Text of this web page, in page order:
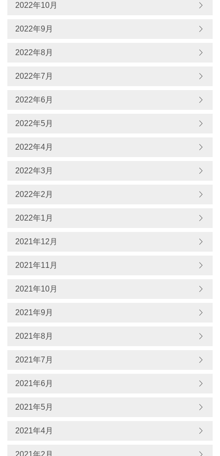
2022年10月
2022年9月
2022年8月
2022年7月
2022年6月
2022年5月
2022年4月
2022年3月
2022年2月
2022年1月
2021年12月
2021年11月
2021年10月
2021年9月
2021年8月
2021年7月
2021年6月
2021年5月
2021年4月
2021年2月